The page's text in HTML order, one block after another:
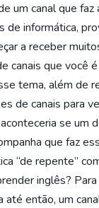
um canal que faz
de informática,
a receber
canais que você
tema, além de
de canais para
se um
que faz
“de repente”
inglês?
até então, um